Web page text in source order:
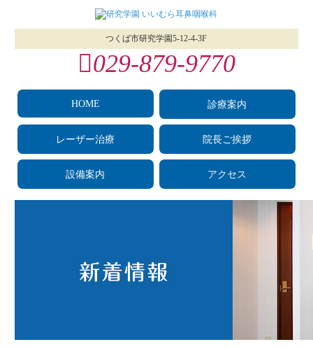
つくば市研究学園5‐12‐4-3F
029‐879‐9770
HOME 診療案内
レーザー治療 院長ご挨拶
設備案内 アクセス